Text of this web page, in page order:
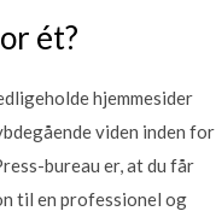
ét?
hjemmesider
viden inden for
bureau er, at du får
til en professionel og